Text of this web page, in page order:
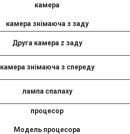
камера
камера знімаюча з заду
Друга камера z заду
камера знімаюча з спереду
лампа спалаху
процесор
Модель процесора